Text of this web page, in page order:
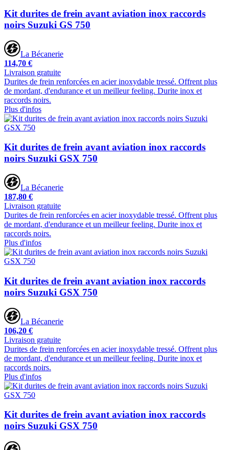
Kit durites de frein avant aviation inox raccords
noirs Suzuki GS 750
La Bécanerie
114,70 €
Livraison gratuite
Durites de frein renforcées en acier inoxydable tressé. Offrent plus
de mordant, d'endurance et un meilleur feeling. Durite inox et
raccords noirs.
Plus d'infos
Kit durites de frein avant aviation inox raccords
noirs Suzuki GSX 750
La Bécanerie
187,80 €
Livraison gratuite
Durites de frein renforcées en acier inoxydable tressé. Offrent plus
de mordant, d'endurance et un meilleur feeling. Durite inox et
raccords noirs.
Plus d'infos
Kit durites de frein avant aviation inox raccords
noirs Suzuki GSX 750
La Bécanerie
106,20 €
Livraison gratuite
Durites de frein renforcées en acier inoxydable tressé. Offrent plus
de mordant, d'endurance et un meilleur feeling. Durite inox et
raccords noirs.
Plus d'infos
Kit durites de frein avant aviation inox raccords
noirs Suzuki GSX 750